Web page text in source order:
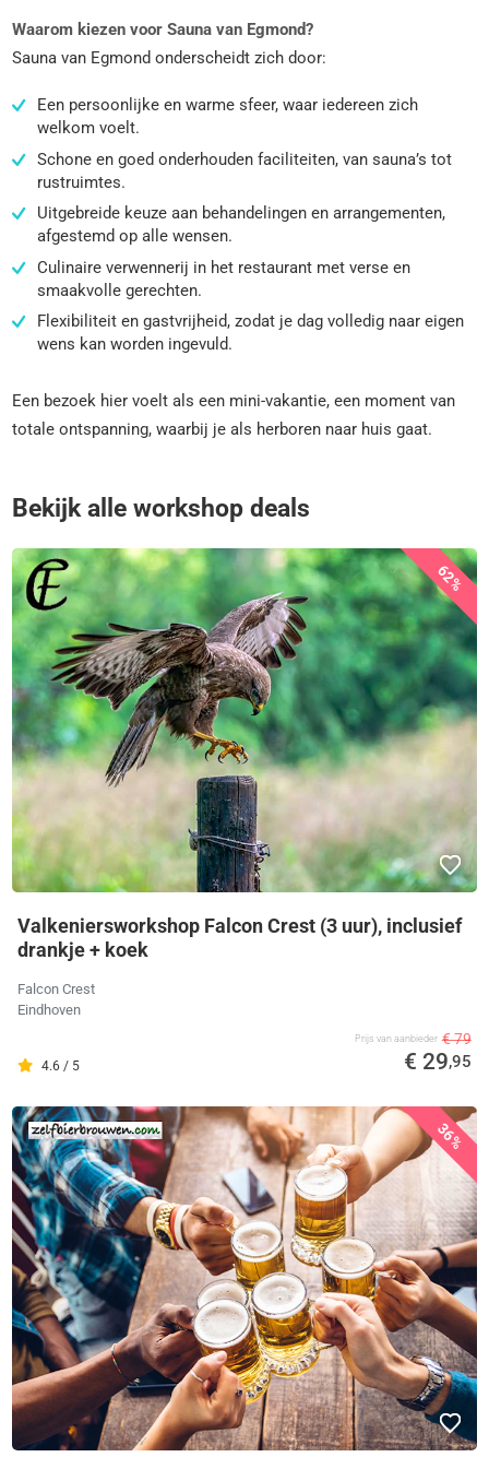
Waarom kiezen voor Sauna van Egmond?
Sauna van Egmond onderscheidt zich door:
Een persoonlijke en warme sfeer, waar iedereen zich
welkom voelt.
Schone en goed onderhouden faciliteiten, van sauna’s tot
rustruimtes.
Uitgebreide keuze aan behandelingen en arrangementen,
afgestemd op alle wensen.
Culinaire verwennerij in het restaurant met verse en
smaakvolle gerechten.
Flexibiliteit en gastvrijheid, zodat je dag volledig naar eigen
wens kan worden ingevuld.
Een bezoek hier voelt als een mini-vakantie, een moment van
totale ontspanning, waarbij je als herboren naar huis gaat.
Bekijk alle workshop deals
62%
Valkeniersworkshop Falcon Crest (3 uur), inclusief
drankje + koek
Falcon Crest
Eindhoven
4.6 / 5
Prijs van aanbieder € 79
€ 29,95
36%